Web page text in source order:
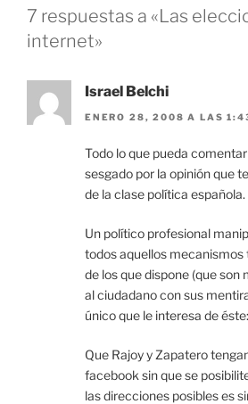
7 respuestas a «Las
internet»
Israel Belchi
ENERO 28, 2008 A LAS
Todo lo que pueda
sesgado por la opinión que
de la clase política española.
Un político profesional
todos aquellos
de los que dispone (que son
al ciudadano con sus
único que le interesa de
Que Rajoy y Zapatero
facebook sin que se
las direcciones posibles es